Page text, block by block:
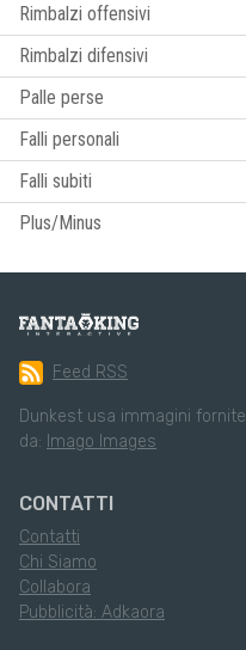
Rimbalzi offensivi
Rimbalzi difensivi
Palle perse
Falli personali
Falli subiti
Plus/Minus
Feed RSS
Dunkest usa immagini fornite
da: Imago Images
CONTATTI
Contatti
Chi Siamo
Collabora
Pubblicità: Adkaora